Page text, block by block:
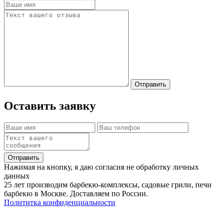
Отправить
Оставить заявку
Отправить
Нажимая на кнопку, я даю согласия не обработку личных
данных
25 лет производим барбекю-комплексы, садовые грили, печи
барбекю в Москве. Доставляем по России.
Полититка конфиденциальности